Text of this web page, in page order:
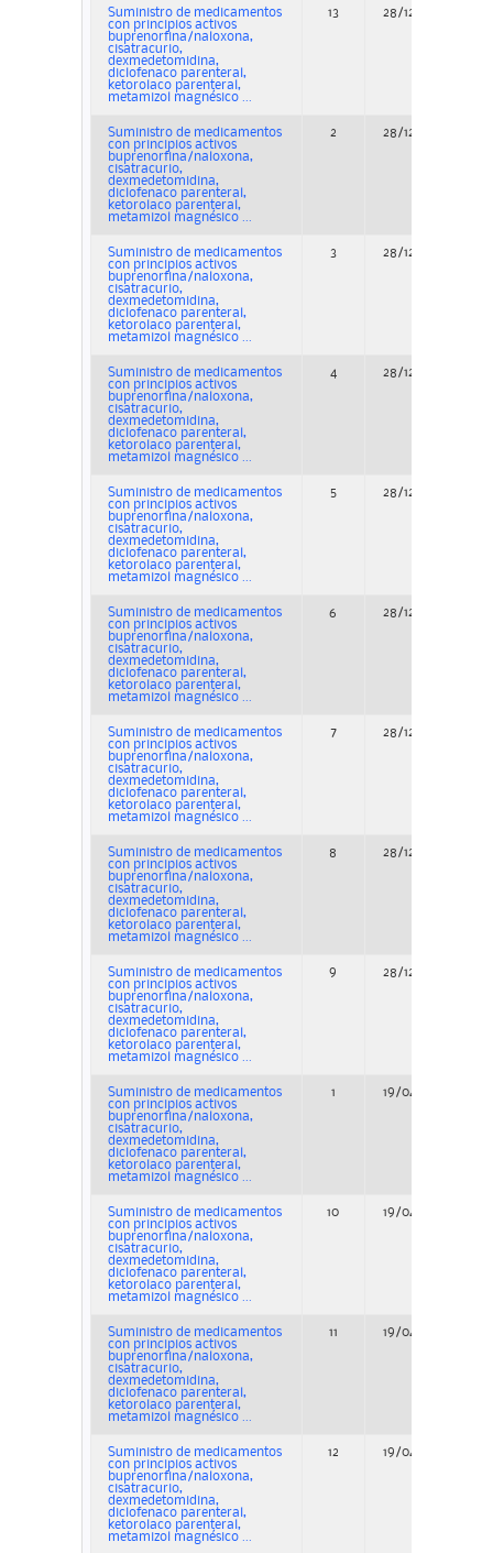
Suministro de medicamentos
con principios activos
buprenorfina/naloxona,
cisatracurio,
dexmedetomidina,
diclofenaco parenteral,
ketorolaco parenteral,
metamizol magnésico ...
13 28/12/2022
Suministro de medicamentos
con principios activos
buprenorfina/naloxona,
cisatracurio,
dexmedetomidina,
diclofenaco parenteral,
ketorolaco parenteral,
metamizol magnésico ...
2 28/12/2022
Suministro de medicamentos
con principios activos
buprenorfina/naloxona,
cisatracurio,
dexmedetomidina,
diclofenaco parenteral,
ketorolaco parenteral,
metamizol magnésico ...
3 28/12/2022
Suministro de medicamentos
con principios activos
buprenorfina/naloxona,
cisatracurio,
dexmedetomidina,
diclofenaco parenteral,
ketorolaco parenteral,
metamizol magnésico ...
4 28/12/2022
Suministro de medicamentos
con principios activos
buprenorfina/naloxona,
cisatracurio,
dexmedetomidina,
diclofenaco parenteral,
ketorolaco parenteral,
metamizol magnésico ...
5 28/12/2022
Suministro de medicamentos
con principios activos
buprenorfina/naloxona,
cisatracurio,
dexmedetomidina,
diclofenaco parenteral,
ketorolaco parenteral,
metamizol magnésico ...
6 28/12/2022
Suministro de medicamentos
con principios activos
buprenorfina/naloxona,
cisatracurio,
dexmedetomidina,
diclofenaco parenteral,
ketorolaco parenteral,
metamizol magnésico ...
7 28/12/2022
Suministro de medicamentos
con principios activos
buprenorfina/naloxona,
cisatracurio,
dexmedetomidina,
diclofenaco parenteral,
ketorolaco parenteral,
metamizol magnésico ...
8 28/12/2022
Suministro de medicamentos
con principios activos
buprenorfina/naloxona,
cisatracurio,
dexmedetomidina,
diclofenaco parenteral,
ketorolaco parenteral,
metamizol magnésico ...
9 28/12/2022
Suministro de medicamentos
con principios activos
buprenorfina/naloxona,
cisatracurio,
dexmedetomidina,
diclofenaco parenteral,
ketorolaco parenteral,
metamizol magnésico ...
1 19/04/2023
Suministro de medicamentos
con principios activos
buprenorfina/naloxona,
cisatracurio,
dexmedetomidina,
diclofenaco parenteral,
ketorolaco parenteral,
metamizol magnésico ...
10 19/04/2023
Suministro de medicamentos
con principios activos
buprenorfina/naloxona,
cisatracurio,
dexmedetomidina,
diclofenaco parenteral,
ketorolaco parenteral,
metamizol magnésico ...
11 19/04/2023
Suministro de medicamentos
con principios activos
buprenorfina/naloxona,
cisatracurio,
dexmedetomidina,
diclofenaco parenteral,
ketorolaco parenteral,
metamizol magnésico ...
12 19/04/2023